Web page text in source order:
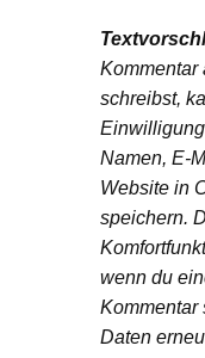
Kommentar
schreibst,
Einwilligung
Namen, E-
Website in
speichern.
wenn du
Kommentar
Daten